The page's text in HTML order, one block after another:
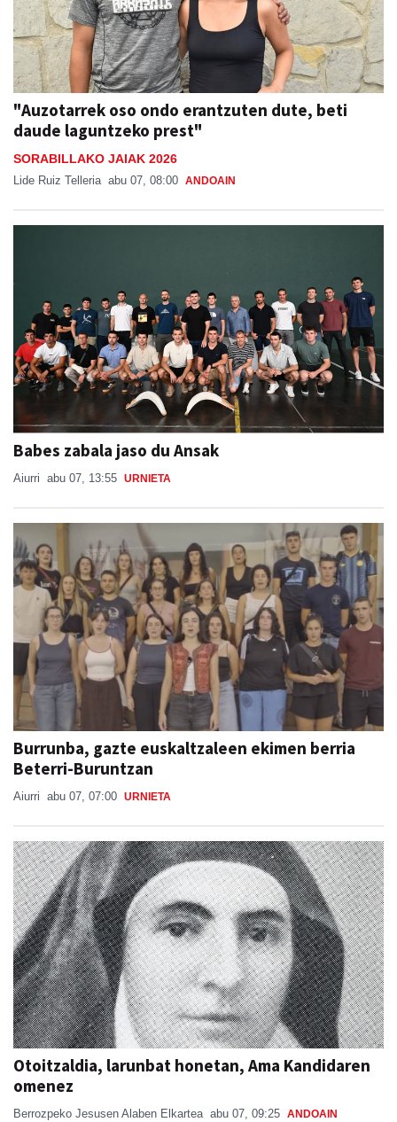
"Auzotarrek oso ondo erantzuten dute, beti
daude laguntzeko prest"
SORABILLAKO JAIAK 2026
Lide Ruiz Telleria abu 07, 08:00 ANDOAIN
Babes zabala jaso du Ansak
Aiurri abu 07, 13:55 URNIETA
Burrunba, gazte euskaltzaleen ekimen berria
Beterri-Buruntzan
Aiurri abu 07, 07:00 URNIETA
Otoitzaldia, larunbat honetan, Ama Kandidaren
omenez
Berrozpeko Jesusen Alaben Elkartea abu 07, 09:25 ANDOAIN